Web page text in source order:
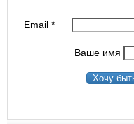
Email*
Ваше имя
Хочу